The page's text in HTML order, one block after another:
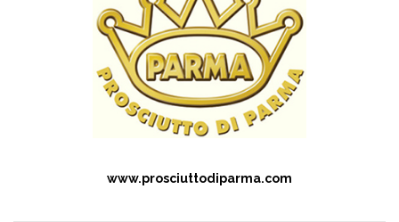
www.prosciuttodiparma.com